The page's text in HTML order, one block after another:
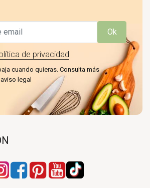
Ok
de privacidad
cuando quieras. Consulta más
legal